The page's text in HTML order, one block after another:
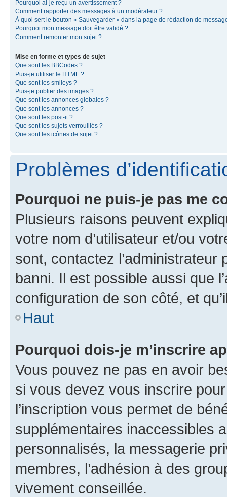
Pourquoi ai-je reçu un avertissement ?
Comment rapporter des messages à un modérateur ?
À quoi sert le bouton « Sauvegarder » dans la page de rédaction de
Pourquoi mon message doit être validé ?
Comment remonter mon sujet ?
Mise en forme et types de sujet
Que sont les BBCodes ?
Puis-je utiliser le HTML ?
Que sont les smileys ?
Puis-je publier des images ?
Que sont les annonces globales ?
Que sont les annonces ?
Que sont les post-it ?
Que sont les sujets verrouillés ?
Que sont les icônes de sujet ?
Problèmes
Pourquoi ne puis-je pas me
Plusieurs raisons peuvent
votre nom d’utilisateur et/ou
sont, contactez l’administrateur
banni. Il est possible aussi que
configuration de son côté, et
Haut
Pourquoi dois-je m’inscrire
Vous pouvez ne pas en avoir
si vous devez vous inscrire
l’inscription vous permet de
supplémentaires inaccessibles
personnalisés, la messagerie
membres, l’adhésion à des
vivement conseillée.